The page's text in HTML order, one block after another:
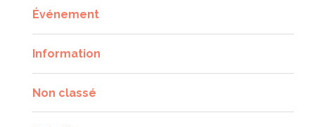
Événement
Information
Non classé